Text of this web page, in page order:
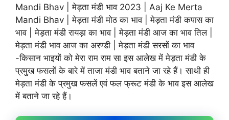
Mandi Bhav | मेड़ता मंडी भाव 2023 | Aaj Ke Merta
Mandi Bhav | मेड़ता मंडी मोठ का भाव | मेड़ता मंडी कपास का
भाव | मेड़ता मंडी रायड़ा का भाव | मेड़ता मंडी आज का भाव तिल |
मेड़ता मंडी भाव आज का अरण्डी | मेड़ता मंडी सरसों का भाव
-किसान भाइयों को मेरा राम राम सा इस आलेख में मेड़ता मंडी के
प्रमुख फसलों के बारे में ताजा मंडी भाव बताने जा रहे हैं। साथी ही
मेड़ता मंडी के प्रमुख फसलें एवं फल फ्रूट मंडी के भाव इस आलेख
में बताने जा रहे हैं।